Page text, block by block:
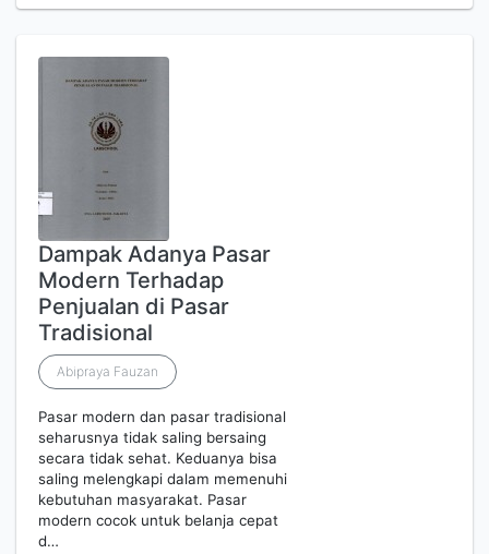
Dampak Adanya Pasar
Modern Terhadap
Penjualan di Pasar
Tradisional
Abipraya Fauzan
Pasar modern dan pasar tradisional
seharusnya tidak saling bersaing
secara tidak sehat. Keduanya bisa
saling melengkapi dalam memenuhi
kebutuhan masyarakat. Pasar
modern cocok untuk belanja cepat
d…